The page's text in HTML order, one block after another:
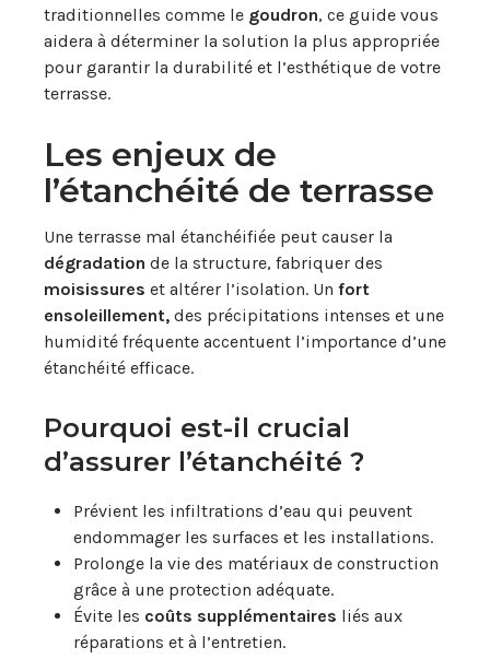
traditionnelles comme le goudron, ce guide vous
aidera à déterminer la solution la plus appropriée
pour garantir la durabilité et l’esthétique de votre
terrasse.
Les enjeux de
l’étanchéité de terrasse
Une terrasse mal étanchéifiée peut causer la
dégradation de la structure, fabriquer des
moisissures et altérer l’isolation. Un fort
ensoleillement, des précipitations intenses et une
humidité fréquente accentuent l’importance d’une
étanchéité efficace.
Pourquoi est-il crucial
d’assurer l’étanchéité ?
Prévient les infiltrations d’eau qui peuvent
endommager les surfaces et les installations.
Prolonge la vie des matériaux de construction
grâce à une protection adéquate.
Évite les coûts supplémentaires liés aux
réparations et à l’entretien.